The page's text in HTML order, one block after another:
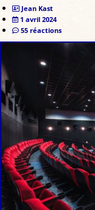
Jean Kast
1 avril 2024
55 réactions